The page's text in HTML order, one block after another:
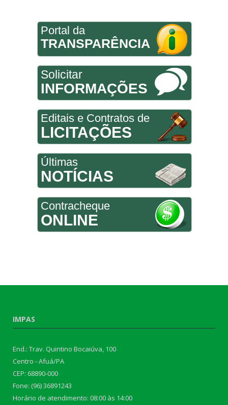
Portal da
TRANSPARÊNCIA
Solicitar
INFORMAÇÕES
Editais e Contratos de
LICITAÇÕES
Últimas
NOTÍCIAS
Contracheque
ONLINE
IMPAS
End.: Trav. Quintino Bocaiúva, 100
Centro - Afuá/PA
CEP: 68890-000
Fone: (96) 36891243
Horário de atendimento: 08:00 às 14:00